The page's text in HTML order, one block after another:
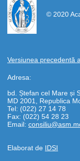
© 2020
Versiunea precedentă
Adresa:
bd. Ștefan cel Mare și
MD 2001, Republica
Tel: (022) 27 14 78
Fax: (022) 54 28 23
Email:
Elaborat de IDSI